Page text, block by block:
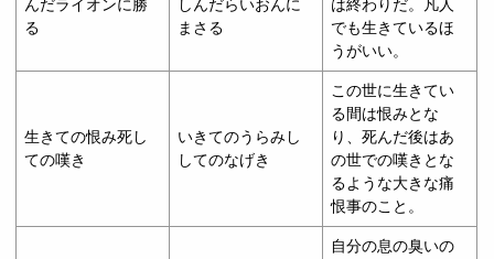
んだライオンに勝
る
しんだらいおんに
まさる
は終わりだ。凡人
でも生きているほ
うがいい。
生きての恨み死し
ての嘆き
いきてのうらみし
してのなげき
この世に生きてい
る間は恨みとな
り、死んだ後はあ
の世での嘆きとな
るような大きな痛
恨事のこと。
自分の息の臭いの